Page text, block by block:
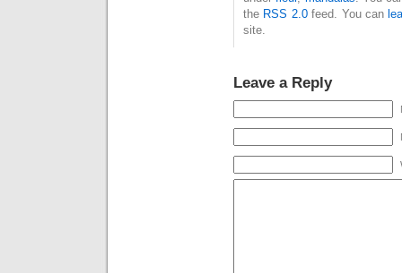
the RSS 2.0feed. You can
site.
Leave a Reply